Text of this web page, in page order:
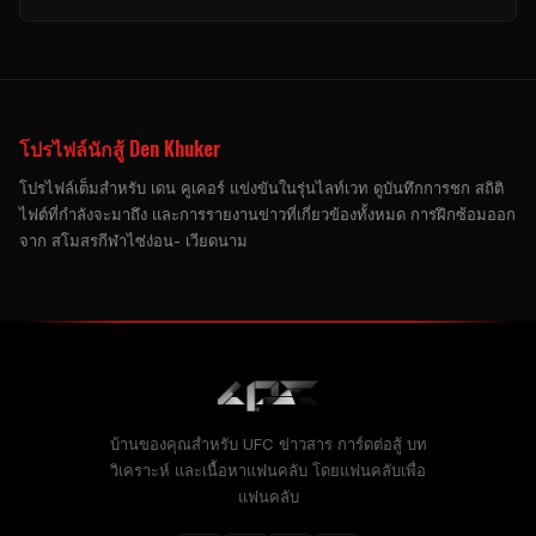
โปรไฟล์นักสู้ Den Khuker
โปรไฟล์เต็มสําหรับ เดน คูเคอร์ แข่งขันในรุ่นไลท์เวท ดูบันทึกการชก สถิติ
ไฟต์ที่กําลังจะมาถึง และการรายงานข่าวที่เกี่ยวข้องทั้งหมด การฝึกซ้อมออก
จาก สโมสรกีฬาไซ่ง่อน- เวียดนาม
บ้านของคุณสําหรับ UFC ข่าวสาร การ์ดต่อสู้ บท
วิเคราะห์ และเนื้อหาแฟนคลับ โดยแฟนคลับเพื่อ
แฟนคลับ